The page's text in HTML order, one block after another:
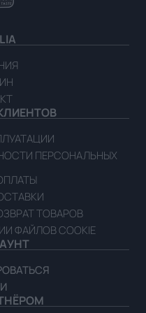
ПЕРСОНАЛЬНЫХ
ТОВАРОВ
ФАЙЛОВ COOKIE